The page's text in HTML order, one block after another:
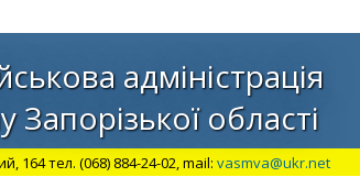
адміністрація
Запорізької області
164 тел. (068) 884-24-02, mail: vasmva@ukr.net